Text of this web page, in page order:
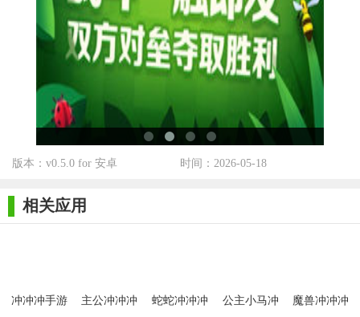
虫虫冲冲冲是一款充满乐趣和挑战的休闲竞技手游。游戏画
面精美，音效生动，操作简单易上手，同时提供了丰富的角色和
道具选择，让玩家享受不同的游戏体验。多人在线模式更是让玩
家能够与全球的玩家一决高下，增加了游戏的可玩性和挑战性。
总体来说，这是一款值得一试的休闲手游。
版本：v0.5.0 for 安卓 时间：2026-05-18
相关应用
冲冲冲手游
主公冲冲冲
蛇蛇冲冲冲
公主小马冲
魔兽冲冲冲